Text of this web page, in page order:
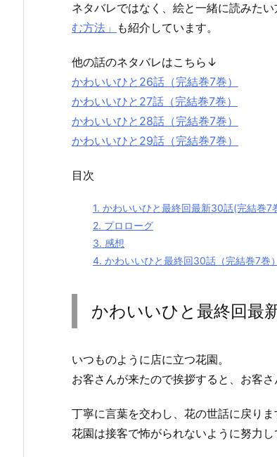
ネタバレではなく、絵と一緒に読みたい
む方法」 も紹介しています。
他の話のネタバレはこちら↓
かわいいひと26話（完結巻7巻）
かわいいひと27話（完結巻7巻）
かわいいひと28話（完結巻7巻）
かわいいひと29話（完結巻7巻）
目次
1. かわいいひと最終回最新30話(完結巻7
2. プロローグ
3. 感想
4. かわいいひと最終回30話（完結巻7巻
かわいいひと最終回最
いつものように店に立つ花園。
お客さんが来たので挨拶すると、お客
丁寧に言葉を交わし、花の世話に戻りま
花園は接客で怖がられないように努力し